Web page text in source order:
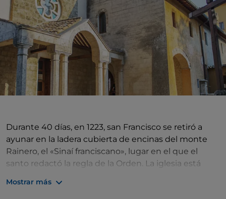
Durante 40 días, en 1223, san Francisco se retiró a
ayunar en la ladera cubierta de encinas del monte
Rainero, el «Sinaí franciscano», lugar en el que el
santo redactó la regla de la Orden. La iglesia está
Mostrar más